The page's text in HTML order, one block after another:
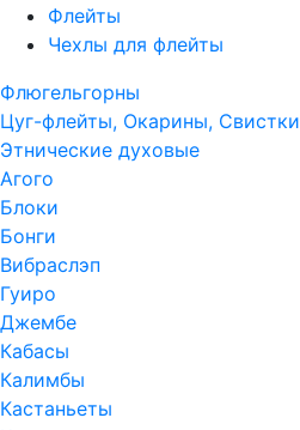
Флейты
Чехлы для флейты
Флюгельгорны
Цуг-флейты, Окарины, Свистки
Этнические духовые
Агого
Блоки
Бонги
Вибраслэп
Гуиро
Джембе
Кабасы
Калимбы
Кастаньеты